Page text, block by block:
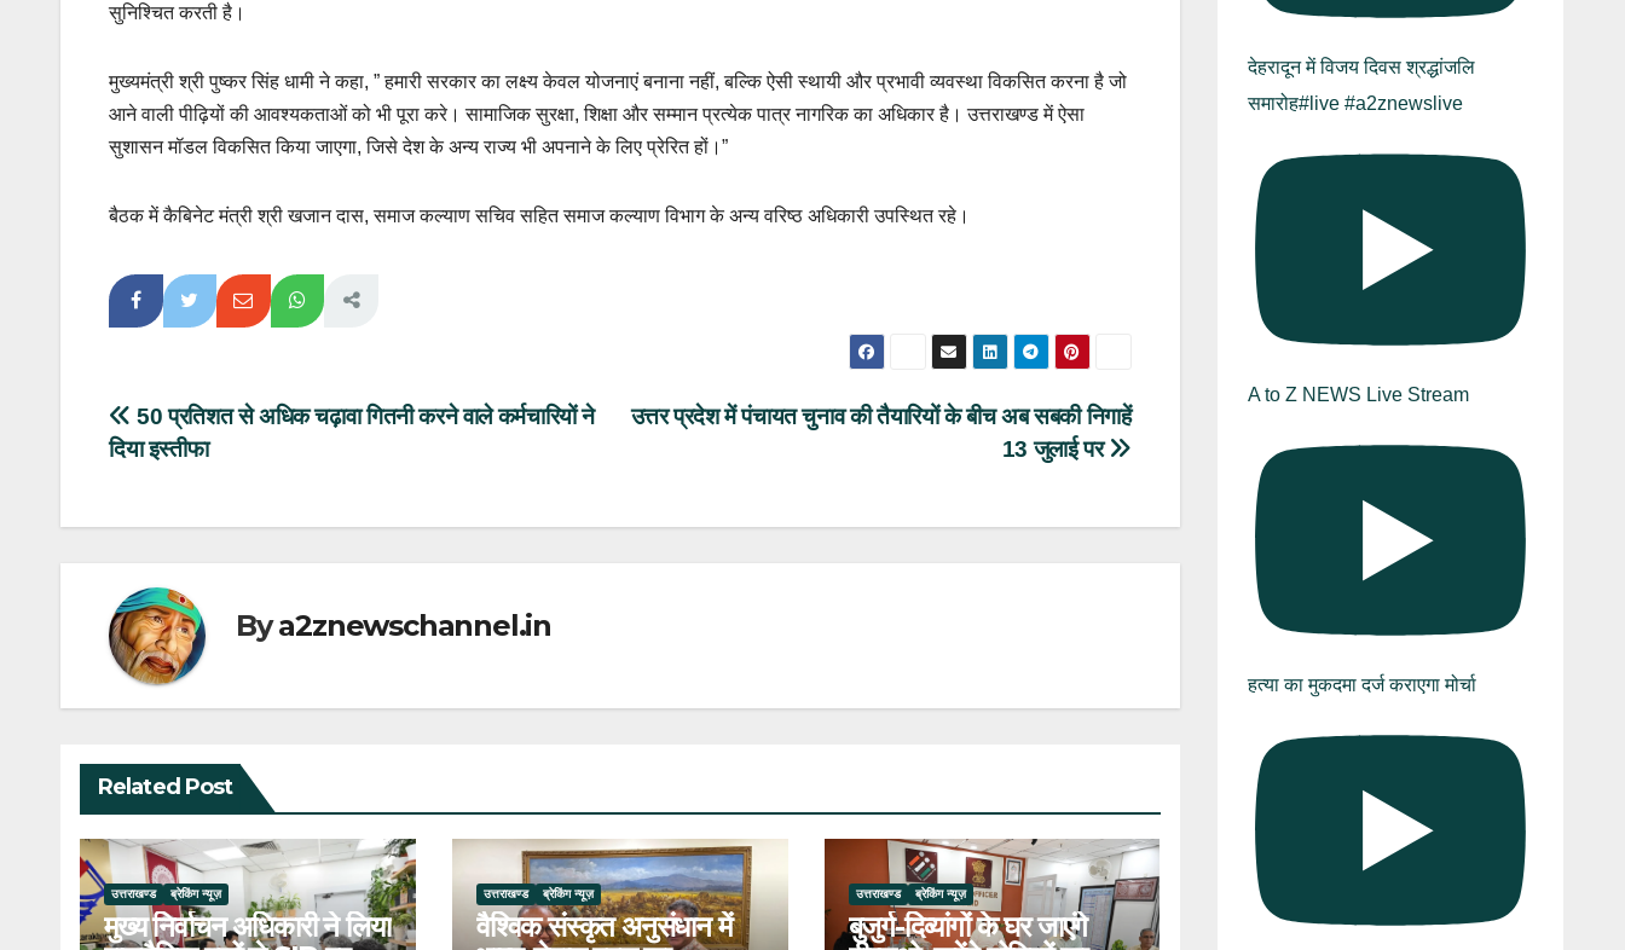
सुनिश्चित करती है।
मुख्यमंत्री श्री पुष्कर सिंह धामी ने कहा, ” हमारी सरकार का लक्ष्य केवल योजनाएं बनाना नहीं, बल्कि ऐसी स्थायी और प्रभावी व्यवस्था विकसित करना है जो
आने वाली पीढ़ियों की आवश्यकताओं को भी पूरा करे। सामाजिक सुरक्षा, शिक्षा और सम्मान प्रत्येक पात्र नागरिक का अधिकार है। उत्तराखण्ड में ऐसा
सुशासन मॉडल विकसित किया जाएगा, जिसे देश के अन्य राज्य भी अपनाने के लिए प्रेरित हों।”
बैठक में कैबिनेट मंत्री श्री खजान दास, समाज कल्याण सचिव सहित समाज कल्याण विभाग के अन्य वरिष्ठ अधिकारी उपस्थित रहे।
Post
navigation
उत्तर प्रदेश में पंचायत चुनाव की तैयारियों के बीच अब सबकी निगाहें
13 जुलाई पर
50 प्रतिशत से अधिक चढ़ावा गितनी करने वाले कर्मचारियों ने
दिया इस्तीफा
Bya2znewschannel.in
Related Post
उत्तराखण्ड ब्रेकिंग न्यूज़
मुख्य निर्वाचन अधिकारी ने लिया
उत्तराखण्ड ब्रेकिंग न्यूज़
वैश्विक संस्कृत अनुसंधान में
उत्तराखण्ड ब्रेकिंग न्यूज़
बुजुर्ग-दिव्यांगों के घर जाएंगे
देहरादून में विजय दिवस श्रद्धांजलि
समारोह#live #a2znewslive
A to Z NEWS Live Stream
हत्या का मुकदमा दर्ज कराएगा मोर्चा